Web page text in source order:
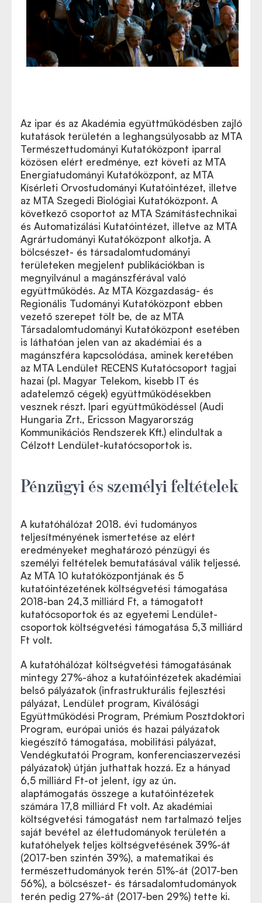
Az ipar és az Akadémia együttműködésben zajló
kutatások területén a leghangsúlyosabb az MTA
Természettudományi Kutatóközpont iparral
közösen elért eredménye, ezt követi az MTA
Energiatudományi Kutatóközpont, az MTA
Kísérleti Orvostudományi Kutatóintézet, illetve
az MTA Szegedi Biológiai Kutatóközpont. A
következő csoportot az MTA Számítástechnikai
és Automatizálási Kutatóintézet, illetve az MTA
Agrártudományi Kutatóközpont alkotja. A
bölcsészet- és társadalomtudományi
területeken megjelent publikációkban is
megnyilvánul a magánszférával való
együttműködés. Az MTA Közgazdaság- és
Regionális Tudományi Kutatóközpont ebben
vezető szerepet tölt be, de az MTA
Társadalomtudományi Kutatóközpont esetében
is láthatóan jelen van az akadémiai és a
magánszféra kapcsolódása, aminek keretében
az MTA Lendület RECENS Kutatócsoport tagjai
hazai (pl. Magyar Telekom, kisebb IT és
adatelemző cégek) együttműködésekben
vesznek részt. Ipari együttműködéssel (Audi
Hungaria Zrt., Ericsson Magyarország
Kommunikációs Rendszerek Kft.) elindultak a
Célzott Lendület-kutatócsoportok is.
Pénzügyi és személyi feltételek
A kutatóhálózat 2018. évi tudományos
teljesítményének ismertetése az elért
eredményeket meghatározó pénzügyi és
személyi feltételek bemutatásával válik teljessé.
Az MTA 10 kutatóközpontjának és 5
kutatóintézetének költségvetési támogatása
2018-ban 24,3 milliárd Ft, a támogatott
kutatócsoportok és az egyetemi Lendület-
csoportok költségvetési támogatása 5,3 milliárd
Ft volt.
A kutatóhálózat költségvetési támogatásának
mintegy 27%-ához a kutatóintézetek akadémiai
belső pályázatok (infrastrukturális fejlesztési
pályázat, Lendület program, Kiválósági
Együttműködési Program, Prémium Posztdoktori
Program, európai uniós és hazai pályázatok
kiegészítő támogatása, mobilitási pályázat,
Vendégkutatói Program, konferenciaszervezési
pályázatok) útján juthattak hozzá. Ez a hányad
6,5 milliárd Ft-ot jelent, így az ún.
alaptámogatás összege a kutatóintézetek
számára 17,8 milliárd Ft volt. Az akadémiai
költségvetési támogatást nem tartalmazó teljes
saját bevétel az élettudományok területén a
kutatóhelyek teljes költségvetésének 39%-át
(2017-ben szintén 39%), a matematikai és
természettudományok terén 51%-át (2017-ben
56%), a bölcsészet- és társadalomtudományok
terén pedig 27%-át (2017-ben 29%) tette ki.